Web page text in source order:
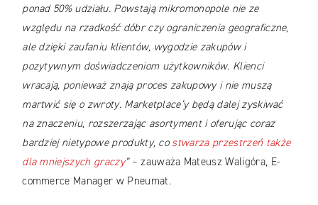
ponad 50% udziału. Powstają mikromonopole nie ze
względu na rzadkość dóbr czy ograniczenia geograficzne,
ale dzięki zaufaniu klientów, wygodzie zakupów i
pozytywnym doświadczeniom użytkowników. Klienci
wracają, ponieważ znają proces zakupowy i nie muszą
martwić się o zwroty. Marketplace’y będą dalej zyskiwać
na znaczeniu, rozszerzając asortyment i oferując coraz
bardziej nietypowe produkty, co stwarza przestrzeń także
dla mniejszych graczy”– zauważa Mateusz Waligóra, E-
commerce Manager w Pneumat.